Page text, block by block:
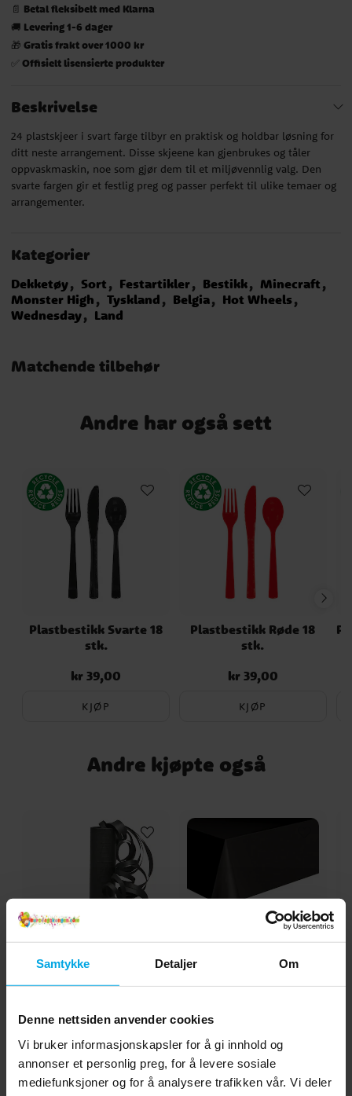
Samtykke Detaljer Om
Denne nettsiden anvender cookies
Vi bruker informasjonskapsler for å gi innhold og
annonser et personlig preg, for å levere sosiale
mediefunksjoner og for å analysere trafikken vår. Vi deler
📄 Betal fleksibelt med Klarna
🚚 Levering 1-6 dager
🎁 Gratis frakt over 1000 kr
✅ Offisielt lisensierte produkter
Beskrivelse
24 plastskjeer i svart farge tilbyr en praktisk og holdbar løsning for
ditt neste arrangement. Disse skjeene kan gjenbrukes og tåler
oppvaskmaskin, noe som gjør dem til et miljøvennlig valg. Den
svarte fargen gir et festlig preg og passer perfekt til ulike temaer og
arrangementer.
Kategorier
Dekketøy Sort Festartikler Bestikk
Minecraft
Monster High
Tyskland Belgia
Hot Wheels
Wednesday
Land
Matchende tilbehør
Andre har også sett
Plastbestikk Svarte 18
stk.
Pris:kr 39,00
kr 39,00
KJØP
Plastbestikk Røde 18
stk.
Pris:kr 39,00
kr 39,00
KJØP
Andre kjøpte også
Serpentiner - Svart
Pris:kr 19,00
kr 19,00
KJØP
Plastduk, Sort 137x274
cm
KJØP